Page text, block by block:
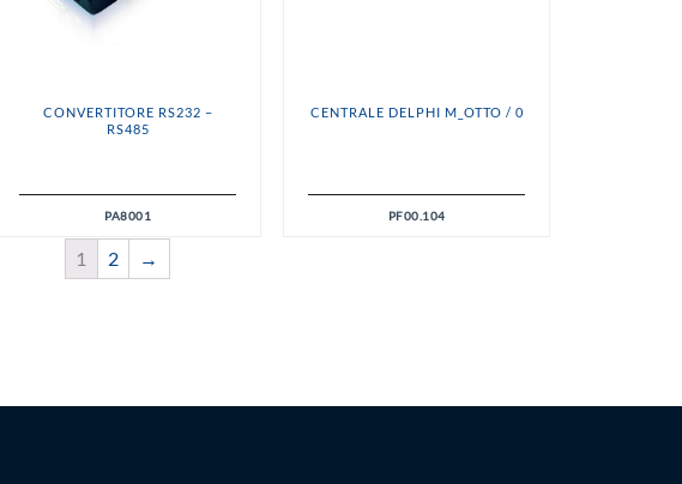
CONVERTITORE RS232 –
RS485
PA8001
CENTRALE DELPHI M_OTTO / 0
PF00.104
1 2 →